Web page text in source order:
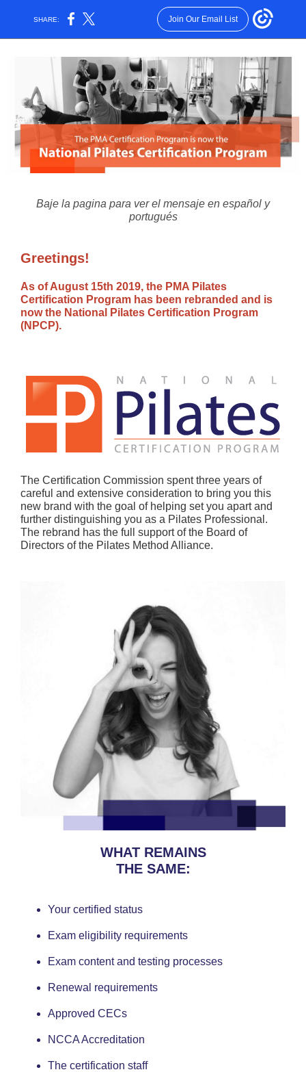
SHARE: Join Our Email List
Baje la pagina para ver el mensaje en español y
portugués
Greetings!
As of August 15th 2019, the PMA Pilates
Certification Program has been rebranded and is
now the National Pilates Certification Program
(NPCP).
The Certification Commission spent three years of
careful and extensive consideration to bring you this
new brand with the goal of helping set you apart and
further distinguishing you as a Pilates Professional.
The rebrand has the full support of the Board of
Directors of the Pilates Method Alliance.
WHAT REMAINS
THE SAME:
Your certified status
Exam eligibility requirements
Exam content and testing processes
Renewal requirements
Approved CECs
NCCA Accreditation
The certification staff